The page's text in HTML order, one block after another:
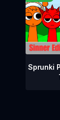
Sprunki